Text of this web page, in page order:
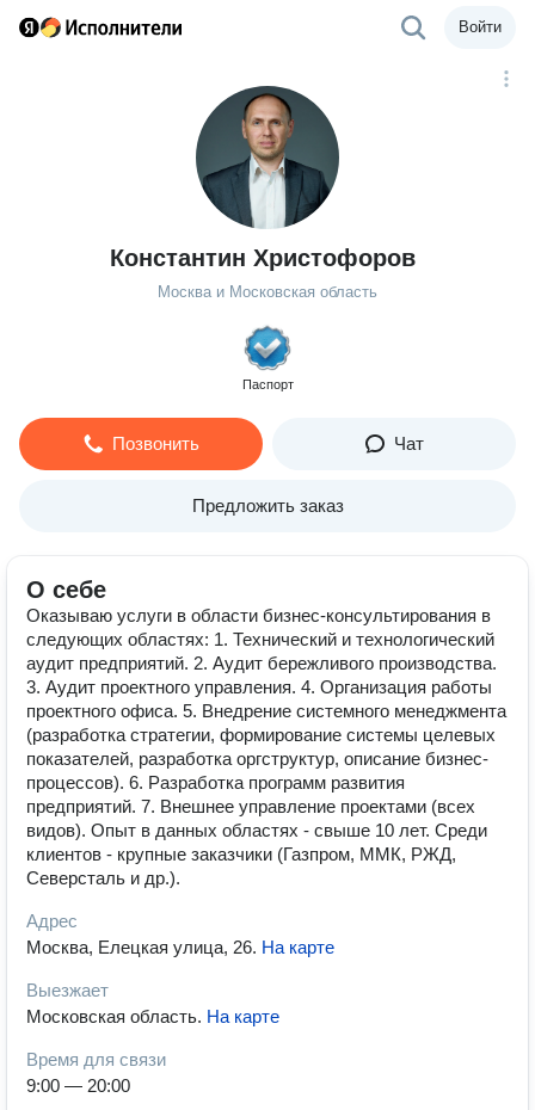
Войти
Константин Христофоров
Москва и Московская область
Паспорт
Позвонить Чат
Предложить заказ
О себе
Оказываю услуги в области бизнес-консультирования в
следующих областях: 1. Технический и технологический
аудит предприятий. 2. Аудит бережливого производства.
3. Аудит проектного управления. 4. Организация работы
проектного офиса. 5. Внедрение системного менеджмента
(разработка стратегии, формирование системы целевых
показателей, разработка оргструктур, описание бизнес-
процессов). 6. Разработка программ развития
предприятий. 7. Внешнее управление проектами (всех
видов). Опыт в данных областях - свыше 10 лет. Среди
клиентов - крупные заказчики (Газпром, ММК, РЖД,
Северсталь и др.).
Адрес
Москва, Елецкая улица, 26. На карте
Выезжает
Московская область. На карте
Время для связи
9:00 — 20:00